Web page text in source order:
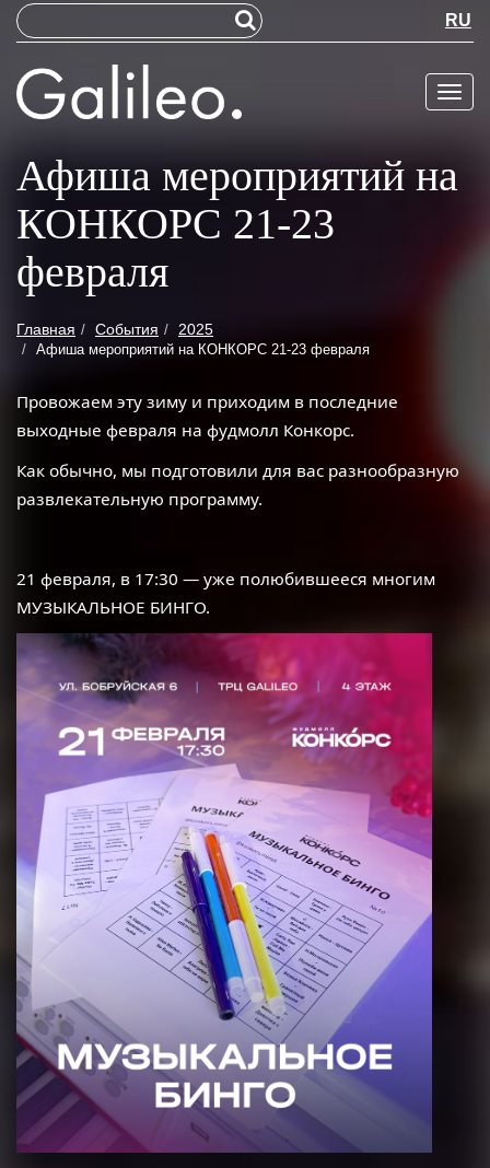
RU
Меню
Афиша мероприятий на
КОНКОРС 21-23
февраля
Главная События 2025
Афиша мероприятий на КОНКОРС 21-23 февраля
Провожаем эту зиму и приходим в последние
выходные февраля на фудмолл Конкорс.
Как обычно, мы подготовили для вас разнообразную
развлекательную программу.
21 февраля, в 17:30 — уже полюбившееся многим
МУЗЫКАЛЬНОЕ БИНГО.